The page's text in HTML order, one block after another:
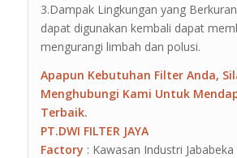
3.Dampak Lingkungan yang
dapat digunakan kembali dapat
mengurangi limbah dan polusi.
Apapun Kebutuhan Filter Anda,
Menghubungi Kami Untuk
Terbaik.
PT.DWI FILTER JAYA
Factory : Kawasan Industri